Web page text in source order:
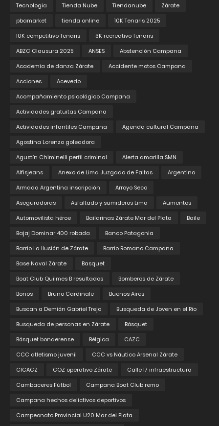
Tecnologia
Tienda Nube Tiendanube
Zárate
pbamarket
tienda online
10K Tenaris 2025
10K competitivo Tenaris
3K recreativo Tenaris
ABZC Clausura 2025
ANSES
Abstención Campana
Academia de danza Zárate
Accidente motos Campana
Acciones
Acevedo
Acompañamiento psicológico Campana
Actividades gratuitas Campana
Actividades infantiles Campana
Agenda cultural Campana
Agostina Lorenzo goleadora
Agustín Chiminelli perfil criminal
Alerta amarilla SMN
Alfisjeans
Anexo de Lima Juzgado de Faltas
Argentino
Armada Argentina inscripción
Arroyo Seco
Aseguradoras
Asfaltado y sumideros Lima
Aumentos
Automovilista héroe
Bailarinas Zárate Mar del Plata
Baile
Bajaj Dominar 400 robada
Banco Patagonia
Barrio La Ilusión de Zárate
Barrio Romano Campana
Base Naval Zárate
Basquet
Boat Club Quilmes B resultados
Bomberos de Zárate
Bonos
Bruno Cardinale
Buenos Aires
Buscan a Demián Gabriel Trejo
Busqueda de Joven en el Rio
Busqueda de personas en Zárate
Básquet
Básquet bonaerense
Bélgica
CAZC
CCC atletismo juvenil
CCC vs Náutico Arsenal Zárate
CICACZ
COZ operativo Zárate
Calle 17 infraestructura
Cambaceres Fútbol
Campana Boat Club remo
Campana hechos delictivos deportivos
Campeonato Provincial U20 Mar del Plata